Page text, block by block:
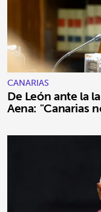
CANARIAS
De León ante la
Aena: "Canarias